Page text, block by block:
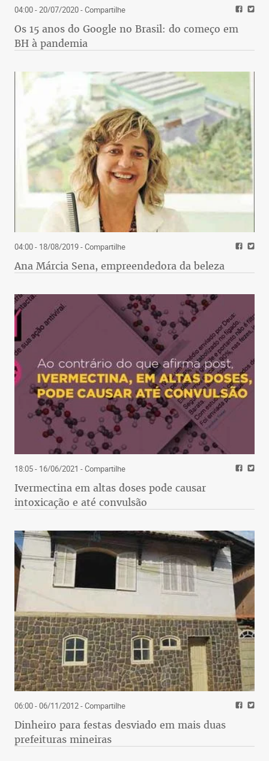
04:00 - 20/07/2020- Compartilhe
Os 15 anos do Google no Brasil: do começo em
BH à pandemia
04:00 - 18/08/2019- Compartilhe
Ana Márcia Sena, empreendedora da beleza
18:05 - 16/06/2021 - Compartilhe
Ivermectina em altas doses pode causar
intoxicação e até convulsão
06:00 - 06/11/2012- Compartilhe
Dinheiro para festas desviado em mais duas
prefeituras mineiras